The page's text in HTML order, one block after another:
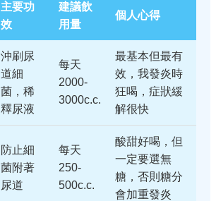
主要功
效
建議飲
用量
個人心得
沖刷尿
道細
菌，稀
釋尿液
每天
2000-
3000c.c.
最基本但最有
效，我發炎時
狂喝，症狀緩
解很快
防止細
菌附著
尿道
每天
250-
500c.c.
酸甜好喝，但
一定要選無
糖，否則糖分
會加重發炎